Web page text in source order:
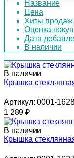
Название
Цена
Хиты продаж
Оценка
Дата
В наличии
В наличии
Крышка
Артикул: 0001-1628
1 289 ₽
В наличии
Крышка